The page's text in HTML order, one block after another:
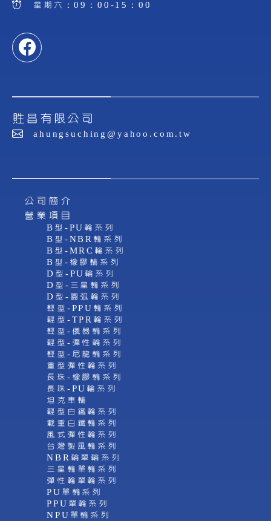
星期六：09：00-15：00
貹昌有限公司
ahungsuching@yahoo.com.tw
公司簡介
營業項目
B型-PU輪系列
B型-NBR輪系列
B型-MRC輪系列
B型-橡膠輪系列
D型-PU輪系列
D型-三星輪系列
D型-圓弧輪系列
輕型-PPU輪系列
輕型-TPR輪系列
輕型-儀器輪系列
輕型-彈性輪系列
輕型-尼龍輪系列
重型彈性輪系列
長珠-橡膠輪系列
長珠-PU輪系列
坦克車輪
輕型白鐵輪系列
載重白鐵輪系列
風式彈性輪系列
台灣製風輪系列
NBR輪單輪系列
三星輪單輪系列
彈性輪單輪系列
PU單輪系列
PPU單輪系列
NPU單輪系列